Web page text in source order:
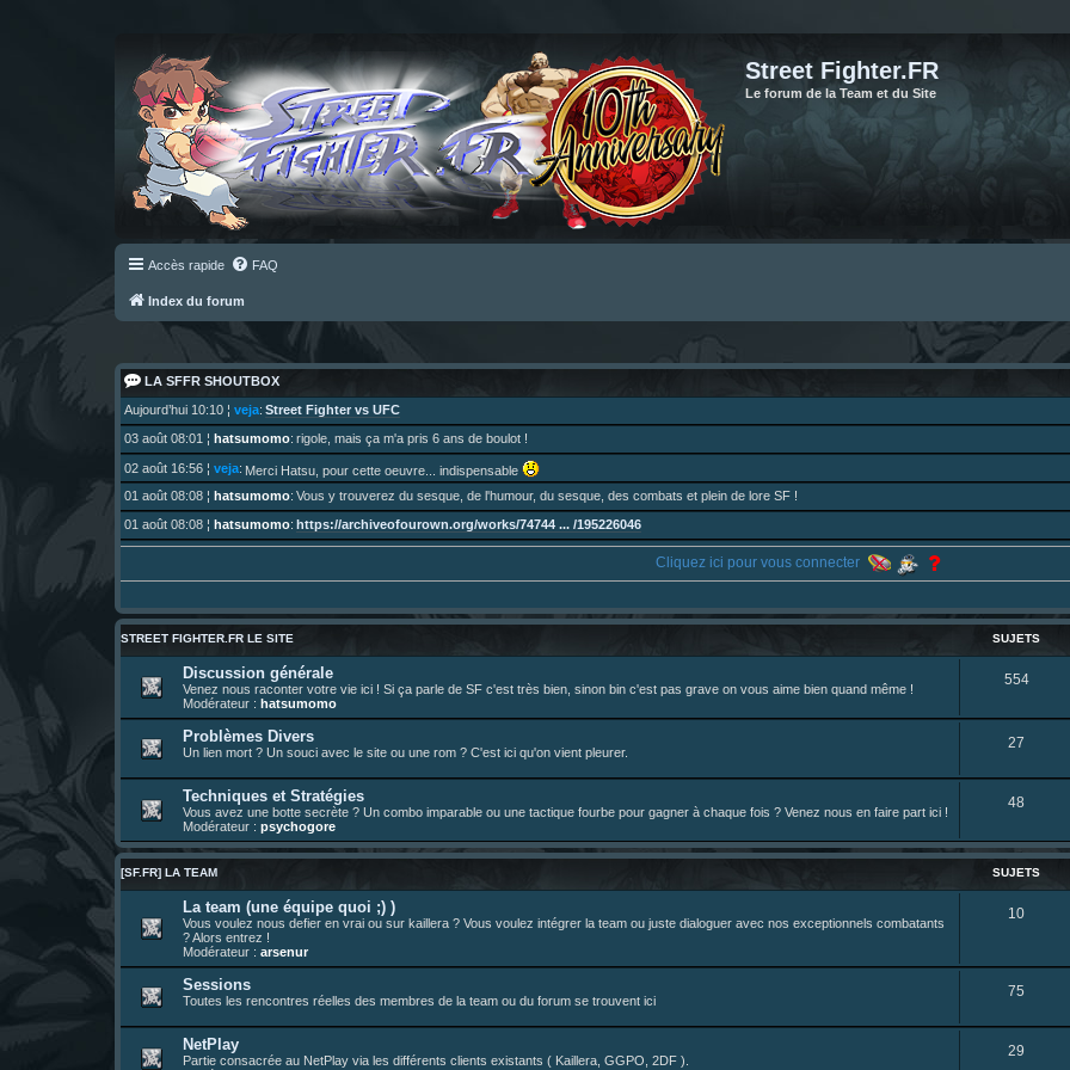
Street Fighter.FR
Le forum de la Team et du Site
Accès rapide FAQ
Index du forum
LA SFFR SHOUTBOX
Aujourd’hui 10:10 ¦ veja: Street Fighter vs UFC
03 août 08:01 ¦ hatsumomo: rigole, mais ça m'a pris 6 ans de boulot !
02 août 16:56 ¦ veja: Merci Hatsu, pour cette oeuvre... indispensable
01 août 08:08 ¦ hatsumomo: Vous y trouverez du sesque, de l'humour, du sesque, des combats et plein de lore SF !
01 août 08:08 ¦ hatsumomo: https://archiveofourown.org/works/74744 ... /195226046
30 juil. 07:22¦hatsumomo:Un futur indispensable :https://x.com/preterniadotcom/status/20 ... 8820352079
26 juil. 22:09¦hatsumomo:bio de Alex en ligne les gens !
13 juil. 09:53¦hatsumomo:bonjour les amis, je viens de poster ma 1e review de figurine !
23 juin 10:36¦indy: une très chouette SFFR shoutbox !
23 juin 07:30¦hatsumomo:nouvelle trad caniculaire les amis !
23 juin 07:26¦hatsumomo:shoutbox réinitialisée
22 juin 12:27¦indy:Yo !
22 juin 08:49¦veja:Yo
Cliquez ici pour vous connecter
STREET FIGHTER.FR LE SITE SUJETS
Discussion générale
Venez nous raconter votre vie ici ! Si ça parle de SF c'est très bien, sinon bin c'est pas grave on vous aime bien quand même !
Modérateur : hatsumomo
554S
Problèmes Divers
Un lien mort ? Un souci avec le site ou une rom ? C'est ici qu'on vient pleurer.
27
t
Techniques et Stratégies
Vous avez une botte secrète ? Un combo imparable ou une tactique fourbe pour gagner à chaque fois ? Venez nous en faire part ici !
Modérateur : psychogore
48
j
e
[SF.FR] LA TEAM SUJETS
La team (une équipe quoi ;) )
Vous voulez nous defier en vrai ou sur kaillera ? Vous voulez intégrer la team ou juste dialoguer avec nos exceptionnels combatants
? Alors entrez !
Modérateur : arsenur
10S
Sessions
Toutes les rencontres réelles des membres de la team ou du forum se trouvent ici
75
NetPlay
Partie consacrée au NetPlay via les différents clients existants ( Kaillera, GGPO, 2DF ).
29